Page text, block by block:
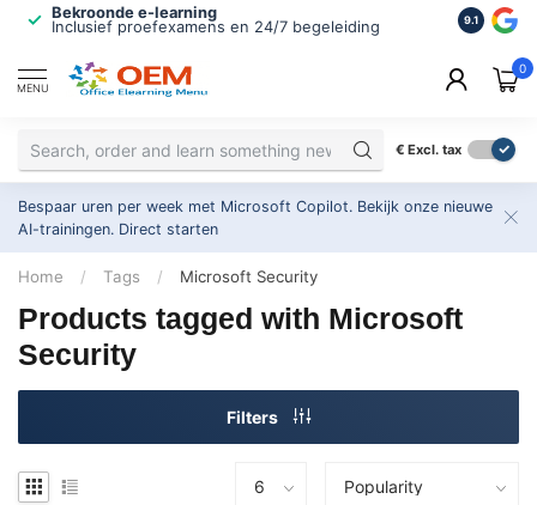
Bekroonde e-learning
Inclusief proefexamens en 24/7 begeleiding
ISO
2.500+
9.1
MENU
0
€ Excl. tax
Bespaar uren per week met Microsoft Copilot. Bekijk onze nieuwe
AI-trainingen. Direct starten
Home / Tags / Microsoft Security
Products tagged with Microsoft
Security
Filters